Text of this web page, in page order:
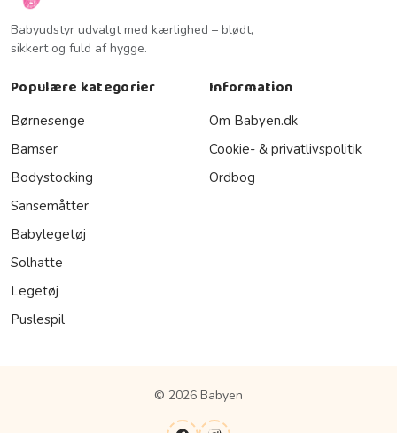
Babyudstyr udvalgt med kærlighed – blødt,
sikkert og fuld af hygge.
Populære kategorier
Børnesenge
Bamser
Bodystocking
Sansemåtter
Babylegetøj
Solhatte
Legetøj
Puslespil
Information
Om Babyen.dk
Cookie- & privatlivspolitik
Ordbog
© 2026 Babyen